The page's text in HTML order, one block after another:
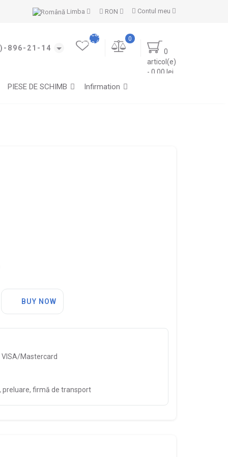
Contul meu
RON
Limba
896-21-14
0
articol(e)
- 0.00 lei
0
Marcajele
mele (0)
PIESE DE SCHIMB Infirmation
BUY NOW
Mastercard
preluare, firmă de transport